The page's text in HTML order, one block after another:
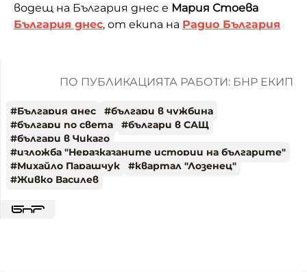
водещ на България днес е Мария Стоева
България днес, от екипа на Радио България
ПО ПУБЛИКАЦИЯТА РАБОТИ: БНР ЕКИП
#България днес #българи в чужбина
#българи по света #българи в САЩ
#българи в Чикаго
#изложба "Неразказаните истории на българите"
#Михайло Парашчук #квартал "Лозенец"
#Живко Василев